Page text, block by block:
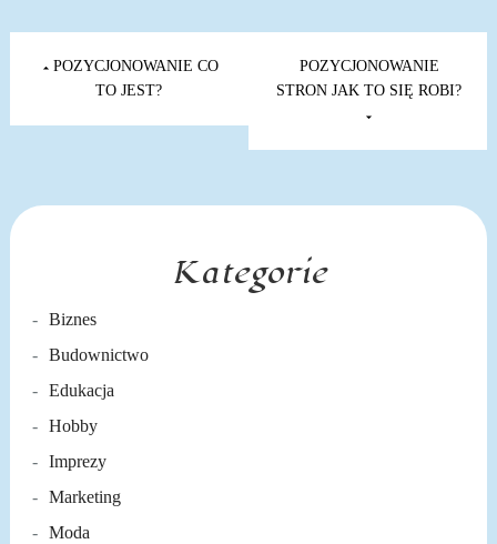
Nawigacja
wpisu
POZYCJONOWANIE CO
TO JEST?
POZYCJONOWANIE
STRON JAK TO SIĘ ROBI?
Kategorie
Biznes
Budownictwo
Edukacja
Hobby
Imprezy
Marketing
Moda